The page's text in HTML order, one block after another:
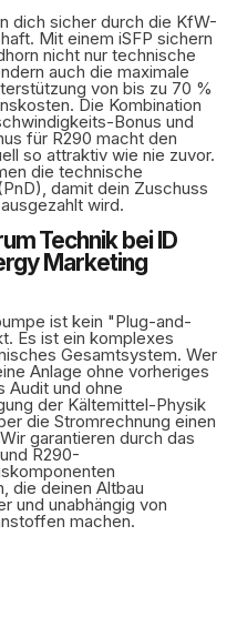
dich sicher durch die KfW-
Mit einem iSFP sichern
nicht nur technische
auch die maximale
von bis zu 70 %
Die Kombination
Bonus und
für R290 macht den
so attraktiv wie nie zuvor.
die technische
damit dein Zuschuss
wird.
Technik bei ID
Marketing
ist kein "Plug-and-
Es ist ein komplexes
Gesamtsystem. Wer
Anlage ohne vorheriges
Audit und ohne
der Kältemittel-Physik
die Stromrechnung einen
garantieren durch das
R290-
die deinen Altbau
und unabhängig von
machen.